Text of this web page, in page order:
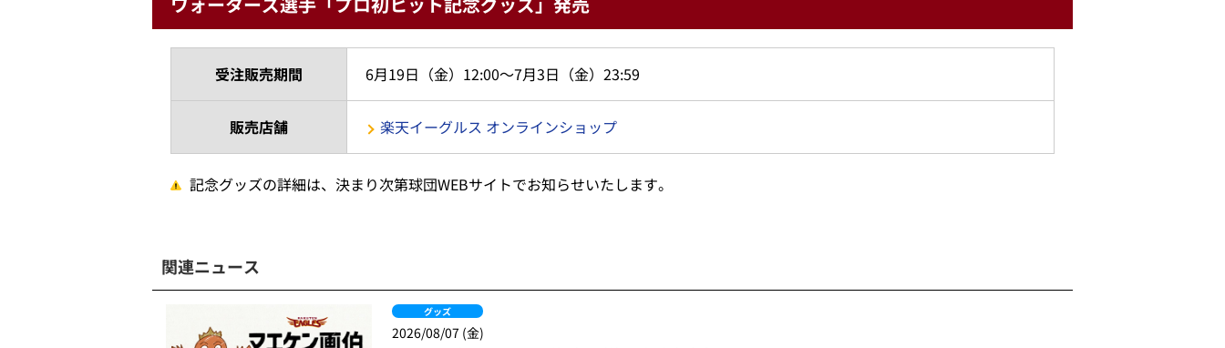
受注販売期間 6月19日（金）12:00～7月3日（金）23:59
販売店舗 楽天イーグルス オンラインショップ
記念グッズの詳細は、決まり次第球団WEBサイトでお知らせいたします。
関連ニュース
グッズ
2026/08/07 (金)